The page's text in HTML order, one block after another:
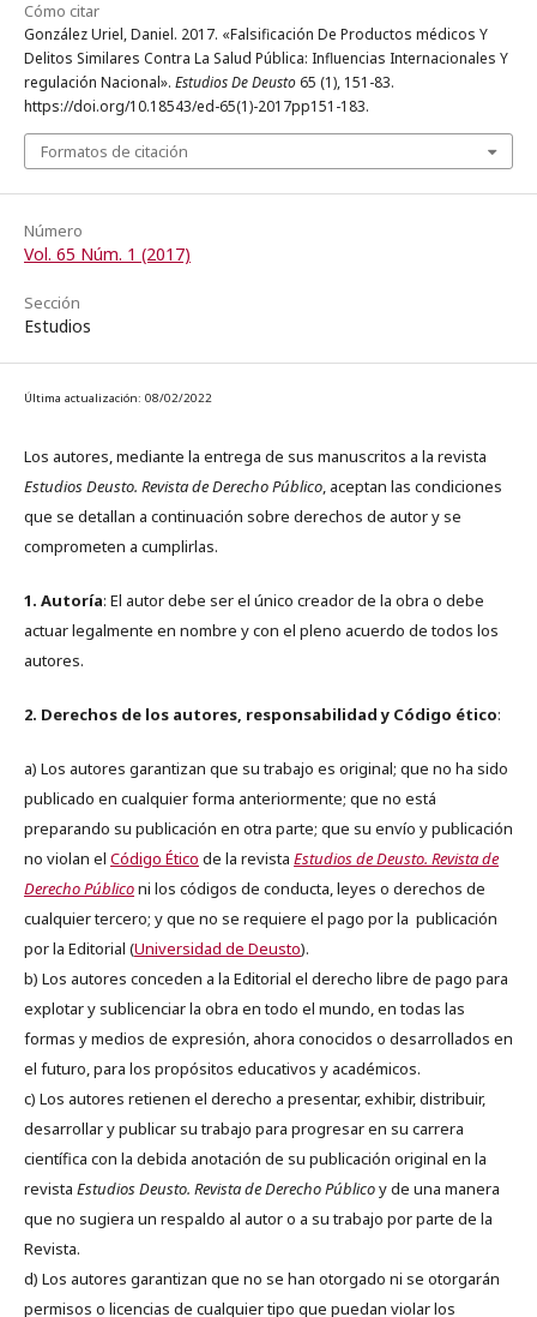
Cómo citar
González Uriel, Daniel. 2017. «Falsificación De Productos médicos Y
Delitos Similares Contra La Salud Pública: Influencias Internacionales Y
regulación Nacional». Estudios De Deusto 65 (1), 151-83.
https://doi.org/10.18543/ed-65(1)-2017pp151-183.
Formatos de citación
Número
Vol. 65 Núm. 1 (2017)
Sección
Estudios
Última actualización: 08/02/2022
Los autores, mediante la entrega de sus manuscritos a la revista
Estudios Deusto. Revista de Derecho Público, aceptan las condiciones
que se detallan a continuación sobre derechos de autor y se
comprometen a cumplirlas.
1. Autoría: El autor debe ser el único creador de la obra o debe
actuar legalmente en nombre y con el pleno acuerdo de todos los
autores.
2. Derechos de los autores, responsabilidad y Código ético:
a) Los autores garantizan que su trabajo es original; que no ha sido
publicado en cualquier forma anteriormente; que no está
preparando su publicación en otra parte; que su envío y publicación
no violan el Código Ético de la revista Estudios de Deusto. Revista de
Derecho Públiconi los códigos de conducta, leyes o derechos de
cualquier tercero; y que no se requiere el pago por la publicación
por la Editorial (Universidad de Deusto).
b) Los autores conceden a la Editorial el derecho libre de pago para
explotar y sublicenciar la obra en todo el mundo, en todas las
formas y medios de expresión, ahora conocidos o desarrollados en
el futuro, para los propósitos educativos y académicos.
c) Los autores retienen el derecho a presentar, exhibir, distribuir,
desarrollar y publicar su trabajo para progresar en su carrera
científica con la debida anotación de su publicación original en la
revista Estudios Deusto. Revista de Derecho Públicoy de una manera
que no sugiera un respaldo al autor o a su trabajo por parte de la
Revista.
d) Los autores garantizan que no se han otorgado ni se otorgarán
permisos o licencias de cualquier tipo que puedan violar los